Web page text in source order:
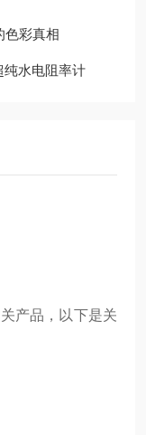
色彩真相
纯水电阻率计
产品，以下是关